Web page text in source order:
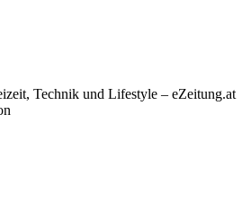
Technik und Lifestyle – eZeitung.at